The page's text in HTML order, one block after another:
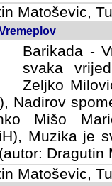
Matoševic,
Barikada -
svaka
Milovic,
spomenar
Maric, UK),
(autor:
Matosevic,
Matoševic,